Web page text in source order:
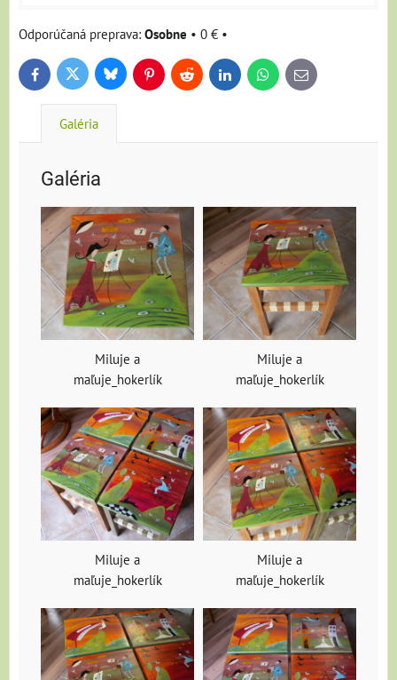
Osobne • 0 € •
FacebookTwitter BlueskyPinterestReddit LinkedInWhatsApp
E-
mail
Galéria
Galéria
Miluje a
maľuje_hokerlík
Miluje a
maľuje_hokerlík
Miluje a
maľuje_hokerlík
Miluje a
maľuje_hokerlík